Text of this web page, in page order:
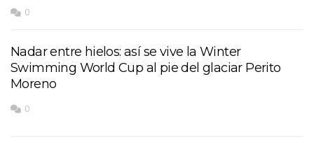
0
Nadar entre hielos: así se vive la Winter
Swimming World Cup al pie del glaciar Perito
Moreno
0